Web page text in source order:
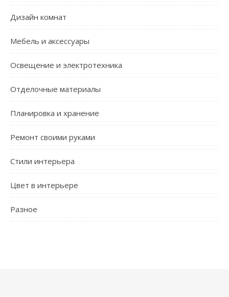
Дизайн комнат
Мебель и аксессуары
Освещение и электротехника
Отделочные материалы
Планировка и хранение
Ремонт своими руками
Стили интерьера
Цвет в интерьере
Разное